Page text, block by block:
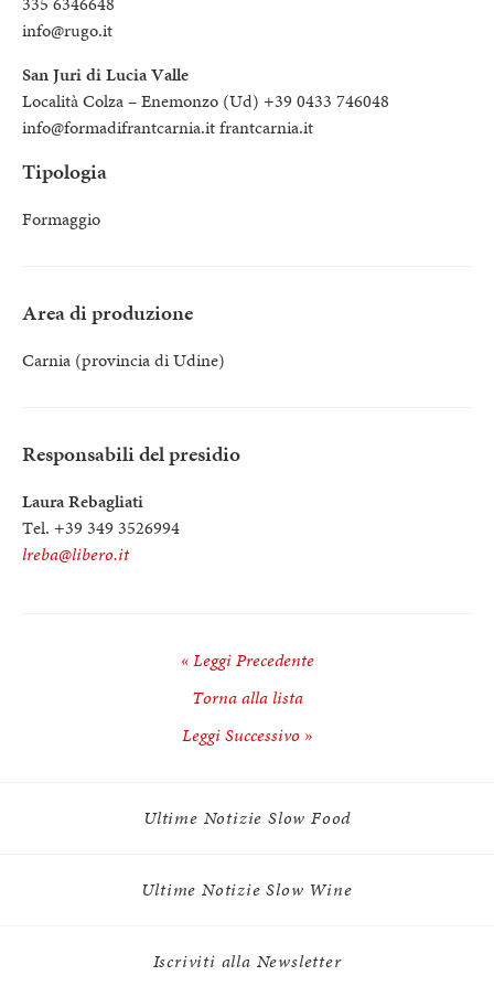
info@rugo.it
San Juri di Lucia Valle
Località Colza – Enemonzo (Ud) +39 0433 746048
info@formadifrantcarnia.it frantcarnia.it
Tipologia
Formaggio
Area di produzione
Carnia (provincia di Udine)
Responsabili del presidio
Laura Rebagliati
Tel. +39 349 3526994
lreba@libero.it
« Leggi Precedente
Torna alla lista
Leggi Successivo »
Ultime Notizie Slow Food
Ultime Notizie Slow Wine
Iscriviti alla Newsletter